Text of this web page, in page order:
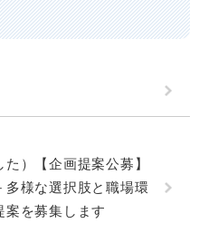
）【企画提案公募】
多様な選択肢と職場環
案を募集します